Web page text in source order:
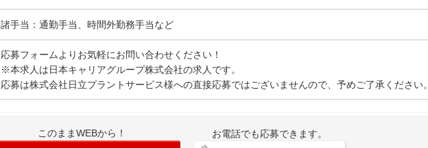
諸手当：通勤手当、時間外勤務手当など
応募フォームよりお気軽にお問い合わせください！
※本求人は日本キャリアグループ株式会社の求人です。
応募は株式会社日立プラントサービス様への直接応募ではございませんので、予めご了承ください。
このままWEBから！ お電話でも応募できます。